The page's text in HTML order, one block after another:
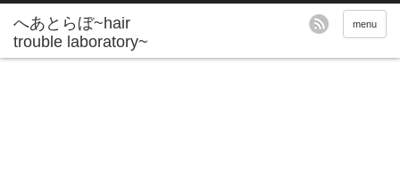
へあとらぼ~hair
trouble laboratory~
menu